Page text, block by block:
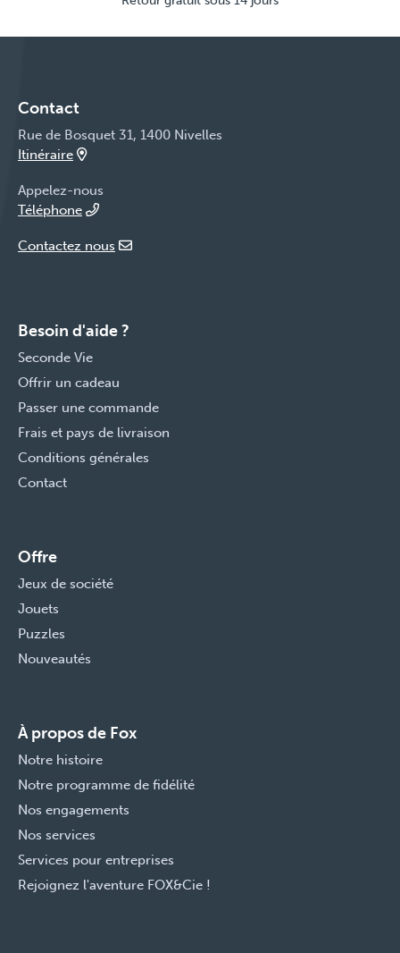
Contact
Rue de Bosquet 31, 1400 Nivelles
Itinéraire
Appelez-nous
Téléphone
Contactez nous
Besoin d'aide ?
Seconde Vie
Offrir un cadeau
Passer une commande
Frais et pays de livraison
Conditions générales
Contact
Offre
Jeux de société
Jouets
Puzzles
Nouveautés
À propos de Fox
Notre histoire
Notre programme de fidélité
Nos engagements
Nos services
Services pour entreprises
Rejoignez l'aventure FOX&Cie !